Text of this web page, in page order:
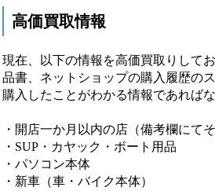
高価買取情報
現在、以下の情報を高価買取りして
品書、ネットショップの購入履歴の
購入したことがわかる情報であれば
・開店一か月以内の店（備考欄にて
・SUP・カヤック・ボート用品
・パソコン本体
・新車（車・バイク本体）